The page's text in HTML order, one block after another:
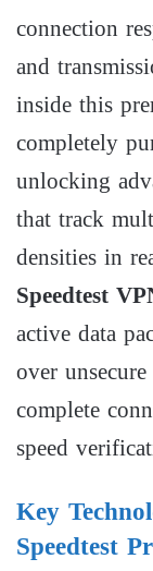
connection
and
inside this
completely
unlocking
that track
densities in
Speedtest
active data
over
complete
speed
Key
Speedtest